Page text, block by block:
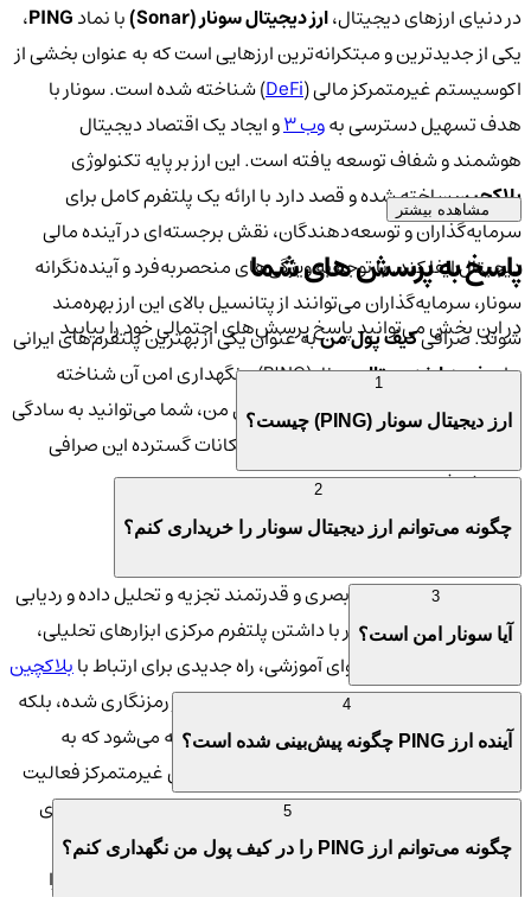
در دنیای ارزهای دیجیتال،ارز دیجیتال سونار (Sonar) با نمادPING،
یکی از جدیدترین و مبتکرانه‌ترین ارزهایی است که به عنوان بخشی از
اکوسیستم غیرمتمرکز مالی (DeFi) شناخته شده است. سونار با
هدف تسهیل دسترسی بهوب 3 و ایجاد یک اقتصاد دیجیتال
هوشمند و شفاف توسعه یافته است. این ارز بر پایه تکنولوژی
بلاکچینساخته شده و قصد دارد با ارائه یک پلتفرم کامل برای
سرمایه‌گذاران و توسعه‌دهندگان، نقش برجسته‌ای در آینده مالی
دیجیتال ایفا کند. با توجه به ویژگی‌های منحصربه‌فرد و آینده‌نگرانه
سونار، سرمایه‌گذاران می‌توانند از پتانسیل بالای این ارز بهره‌مند
شوند. صرافیکیف پول منبه عنوان یکی از بهترین پلتفرم‌های ایرانی
برایخرید ارز دیجیتال
سونار (PING) و نگهداری امن آن شناخته
می‌شود. با استفاده از خدمات کیف پول من، شما می‌توانید به سادگی
به خرید و فروش این ارز پرداخته و از امکانات گسترده این صرافی
بهره‌مند شوید.
ویژگی‌های منحصر به فرد ارز دیجیتال سونار (PING)
Sonar یک اکوسیستم بصری و قدرتمند تجزیه و تحلیل داده و ردیابی
نمونه کارها است. سونار با داشتن پلتفرم مرکزی ابزارهای تحلیلی،
بلاکچین
است. ارز دیجیتالسونارنه تنها به عنوان یک ارز رمزنگاری شده، بلکه
به عنوان یک پلتفرم هوشمند و چندلایه شناخته می‌شود که به
کاربران امکان می‌دهد تا به راحتی در فضای مالی غیرمتمرکز فعالیت
کنند. این پلتفرم با استفاده ازتکنولوژی هوش مصنوعی، ابزارهای
پیشرفته‌ای برای تجزیه و تحلیل و مدیریت دارایی‌ها ارائه
مشاهده بیشتر
پاسخ به پرسش های شما
در این بخش می‌توانید پاسخ پرسش‌های احتمالی خود را بیابید
ارز دیجیتال سونار (PING) چیست؟
چگونه می‌توانم ارز دیجیتال سونار را خریداری کنم؟
آیا سونار امن است؟
آینده ارز PING چگونه پیش‌بینی شده است؟
چگونه می‌توانم ارز PING را در کیف پول من نگهداری کنم؟